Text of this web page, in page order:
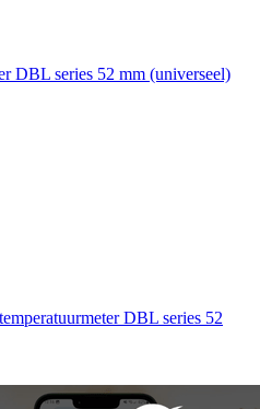
DBL series 52 mm (universeel)
DBL series 52